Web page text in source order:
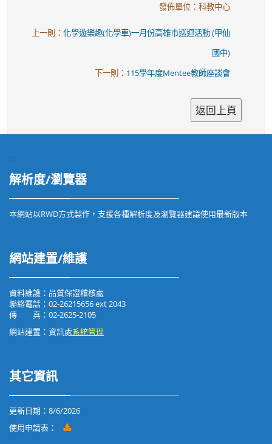
發佈單位：科教中心
上一則：化學遊樂趣(化學車)一月份高雄市巡迴活動 (甲仙
國中)
下一則： 115學年度Mentee教師座談會
解析度/瀏覽器
本網站以RWD方式製作，支援各種解析度及瀏覽器建議使用最新版本
網站建置/維護
資料維護：品質保證稽核處
聯絡電話：02-26215656 ext 2043
傳 真：02-2625-2105
網站建置：資訊處系統管理
其它資訊
更新日期： 8/6/2026
使用申請表：